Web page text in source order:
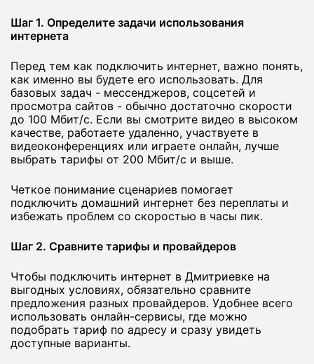
Шаг 1. Определите задачи использования
интернета
Перед тем как подключить интернет, важно понять,
как именно вы будете его использовать. Для
базовых задач - мессенджеров, соцсетей и
просмотра сайтов - обычно достаточно скорости
до 100 Мбит/с. Если вы смотрите видео в высоком
качестве, работаете удаленно, участвуете в
видеоконференциях или играете онлайн, лучше
выбрать тарифы от 200 Мбит/с и выше.
Четкое понимание сценариев помогает
подключить домашний интернет без переплаты и
избежать проблем со скоростью в часы пик.
Шаг 2. Сравните тарифы и провайдеров
Чтобы подключить интернет в Дмитриевке на
выгодных условиях, обязательно сравните
предложения разных провайдеров. Удобнее всего
использовать онлайн-сервисы, где можно
подобрать тариф по адресу и сразу увидеть
доступные варианты.